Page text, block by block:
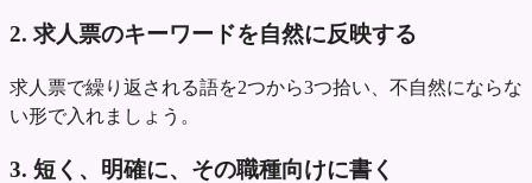
2. 求人票のキーワードを自然に反映する
求人票で繰り返される語を2つから3つ拾い、不自然にならな
い形で入れましょう。
3. 短く、明確に、その職種向けに書く